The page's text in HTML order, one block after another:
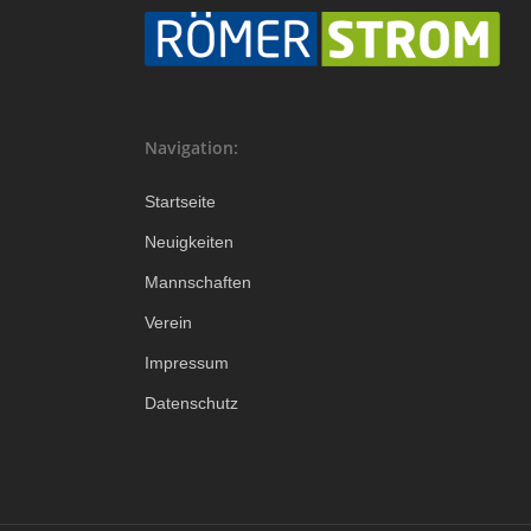
Navigation:
Startseite
Neuigkeiten
Mannschaften
Verein
Impressum
Datenschutz